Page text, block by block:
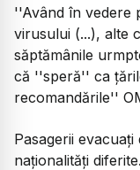
''Având în vedere
virusului (...), alte
săptămânile
că ''speră'' ca
recomandările''
Pasagerii
naționalități diferite.